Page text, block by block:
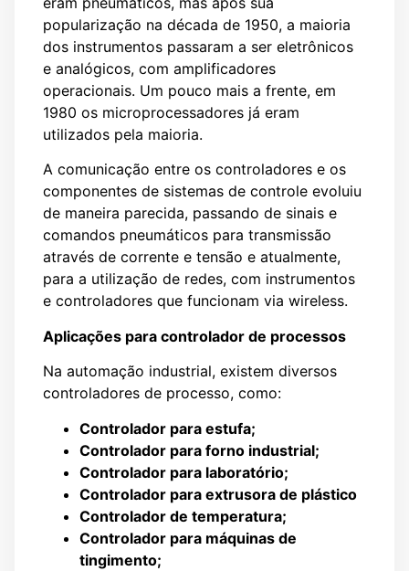
popularização na década de 1950, a maioria
dos instrumentos passaram a ser eletrônicos
e analógicos, com amplificadores
operacionais. Um pouco mais a frente, em
1980 os microprocessadores já eram
utilizados pela maioria.
A comunicação entre os controladores e os
componentes de sistemas de controle evoluiu
de maneira parecida, passando de sinais e
comandos pneumáticos para transmissão
através de corrente e tensão e atualmente,
para a utilização de redes, com instrumentos
e controladores que funcionam via wireless.
Aplicações para controlador de processos
Na automação industrial, existem diversos
controladores de processo, como:
Controlador para estufa;
Controlador para forno industrial;
Controlador para laboratório;
Controlador para extrusora de plástico
Controlador de temperatura;
Controlador para máquinas de
tingimento;